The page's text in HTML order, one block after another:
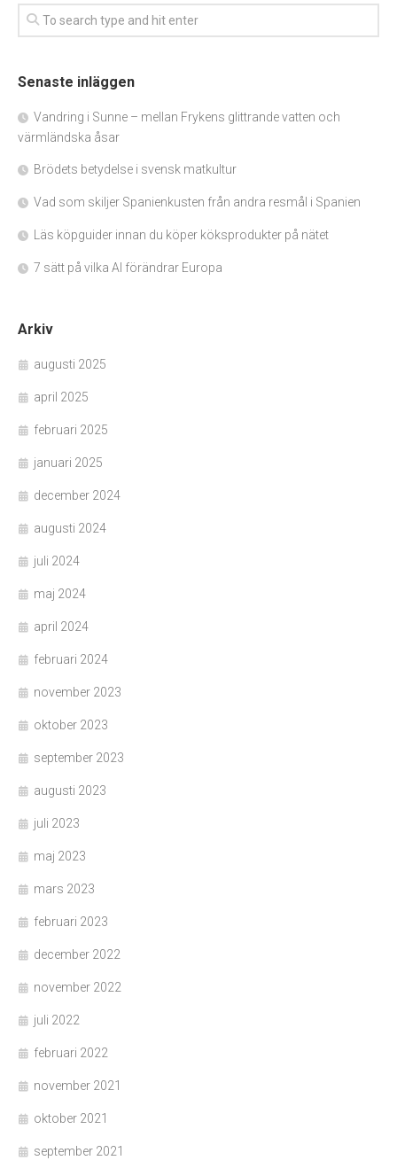
Senaste inläggen
Vandring i Sunne – mellan Frykens glittrande vatten och
värmländska åsar
Brödets betydelse i svensk matkultur
Vad som skiljer Spanienkusten från andra resmål i Spanien
Läs köpguider innan du köper köksprodukter på nätet
7 sätt på vilka AI förändrar Europa
Arkiv
augusti 2025
april 2025
februari 2025
januari 2025
december 2024
augusti 2024
juli 2024
maj 2024
april 2024
februari 2024
november 2023
oktober 2023
september 2023
augusti 2023
juli 2023
maj 2023
mars 2023
februari 2023
december 2022
november 2022
juli 2022
februari 2022
november 2021
oktober 2021
september 2021